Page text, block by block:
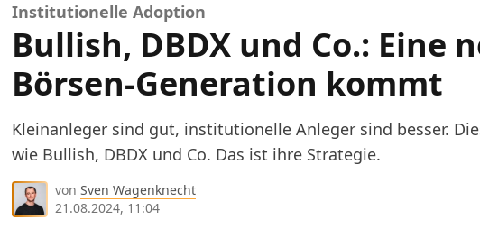
Institutionelle Adoption
Bullish, DBDX und Co.: Eine
Börsen-Generation kommt
Kleinanleger sind gut, institutionelle Anleger sind besser.
wie Bullish, DBDX und Co. Das ist ihre Strategie.
von Sven Wagenknecht
21.08.2024, 11:04